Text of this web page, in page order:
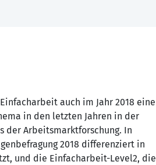
auch im Jahr 2018 eine
in den letzten Jahren in der
der Arbeitsmarktforschung. In
2018 differenziert in
und die Einfacharbeit-Level2, die